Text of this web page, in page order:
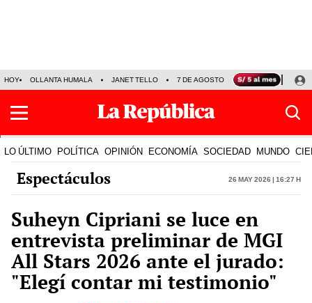
HOY OLLANTA HUMALA JANET TELLO 7 DE AGOSTO TINKA RESULTADOS
LO ÚLTIMO POLÍTICA OPINIÓN ECONOMÍA SOCIEDAD MUNDO
Espectáculos 26 May 2026 | 16:27 h
Suheyn Cipriani se luce en
entrevista preliminar de MGI
All Stars 2026 ante el jurado:
"Elegí contar mi testimonio"